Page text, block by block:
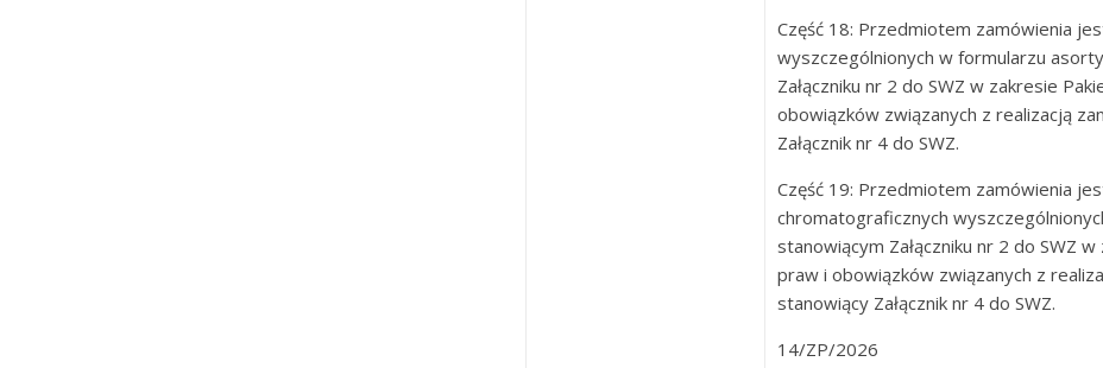
Część 18: Przedmiotem zamówienia
wyszczególnionych w formularzu
Załączniku nr 2 do SWZ w zakresie
obowiązków związanych z realizacją
Załącznik nr 4 do SWZ.
Część 19: Przedmiotem zamówienia
chromatograficznych
stanowiącym Załączniku nr 2 do SWZ
praw i obowiązków związanych z
stanowiący Załącznik nr 4 do SWZ.
14/ZP/2026